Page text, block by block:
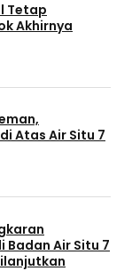
Tetap
Akhirnya
Atas Air Situ 7
Badan Air Situ 7